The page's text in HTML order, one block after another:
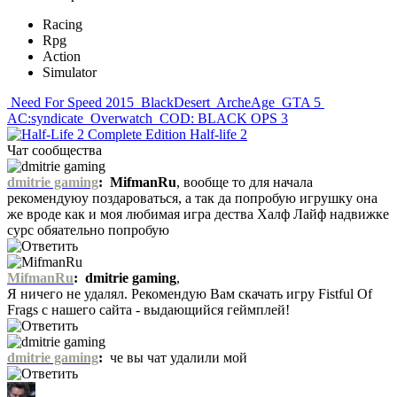
Racing
Rpg
Action
Simulator
Need For Speed 2015 BlackDesert ArcheAge GTA 5
AC:syndicate Overwatch COD: BLACK OPS 3
Half-life 2
Чат сообщества
dmitrie gaming: MifmanRu, вообще то для начала
рекомендуюу поздароваться, а так да попробую игрушку она
же вроде как и моя любимая игра дества Халф Лайф надвижке
сурс обяательно попробую
MifmanRu: dmitrie gaming,
Я ничего не удалял. Рекомендую Вам скачать игру Fistful Of
Frags с нашего сайта - выдающийся геймплей!
dmitrie gaming: че вы чат удалили мой